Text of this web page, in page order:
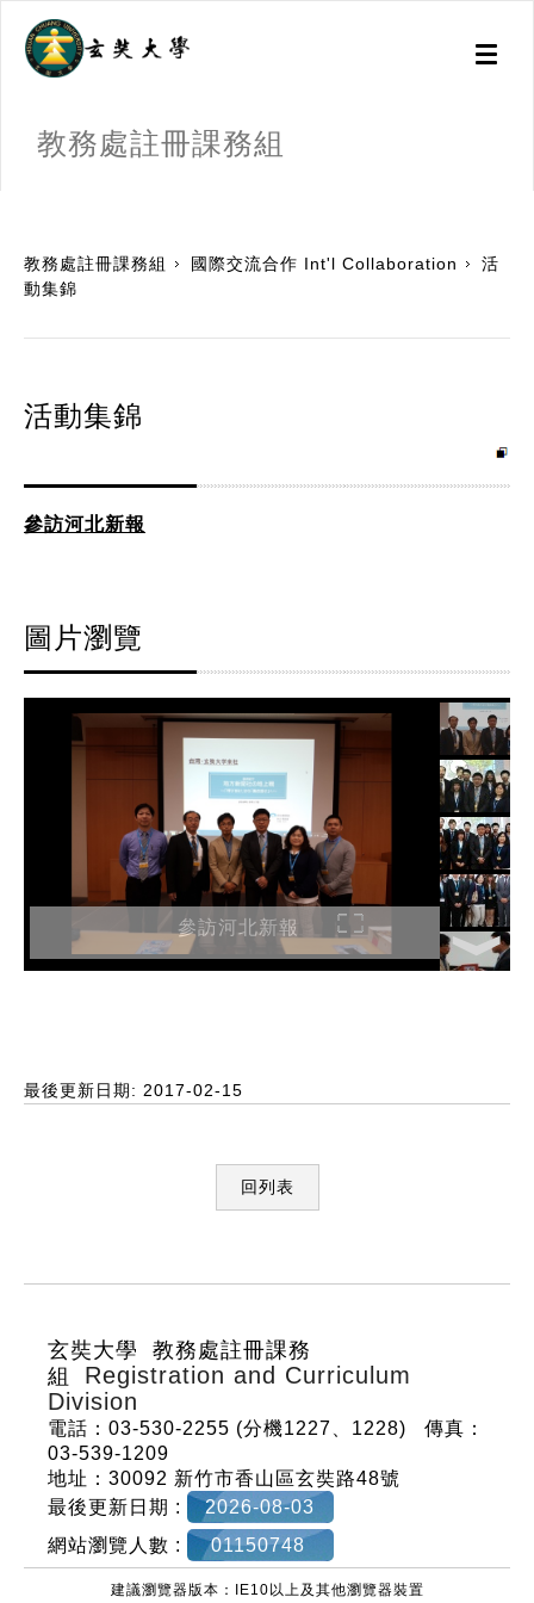
Toggle
教務處註冊課務組
教務處註冊課務組 國際交流合作 Int'l Collaboration
活
動集錦
活動集錦
參訪河北新報
圖片瀏覽
參訪河北新報
最後更新日期: 2017-02-15
回列表
玄奘大學 教務處註冊課務
組 Registration and Curriculum
Division
電話：03-530-2255 (分機1227、1228) 傳真：
03-539-1209
地址：30092 新竹市香山區玄奘路48號
最後更新日期 :
2026-08-03
網站瀏覽人數 :
01150748
建議瀏覽器版本：IE10以上及其他瀏覽器裝置